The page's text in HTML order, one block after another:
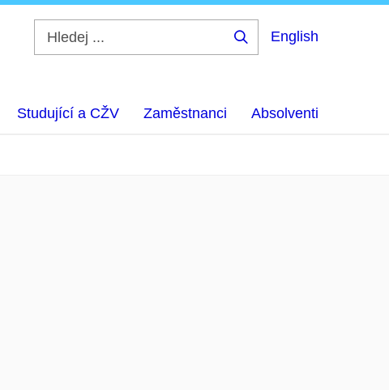
English
Studující a CŽV Zaměstnanci Absolventi